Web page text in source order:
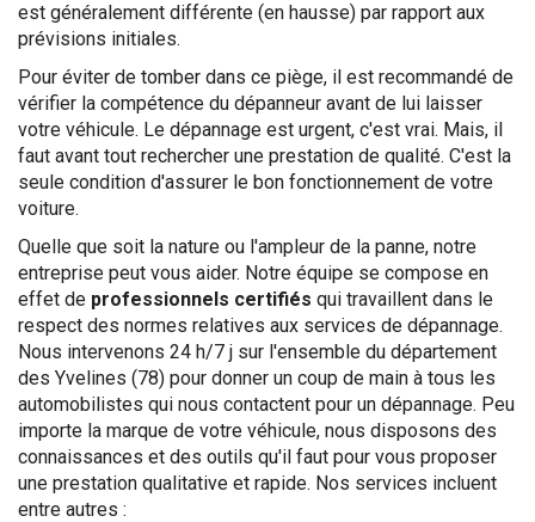
est généralement différente (en hausse) par rapport aux
prévisions initiales.
Pour éviter de tomber dans ce piège, il est recommandé de
vérifier la compétence du dépanneur avant de lui laisser
votre véhicule. Le dépannage est urgent, c'est vrai. Mais, il
faut avant tout rechercher une prestation de qualité. C'est la
seule condition d'assurer le bon fonctionnement de votre
voiture.
Quelle que soit la nature ou l'ampleur de la panne, notre
entreprise peut vous aider. Notre équipe se compose en
effet de professionnels certifiés qui travaillent dans le
respect des normes relatives aux services de dépannage.
Nous intervenons 24 h/7 j sur l'ensemble du département
des Yvelines (78) pour donner un coup de main à tous les
automobilistes qui nous contactent pour un dépannage. Peu
importe la marque de votre véhicule, nous disposons des
connaissances et des outils qu'il faut pour vous proposer
une prestation qualitative et rapide. Nos services incluent
entre autres :